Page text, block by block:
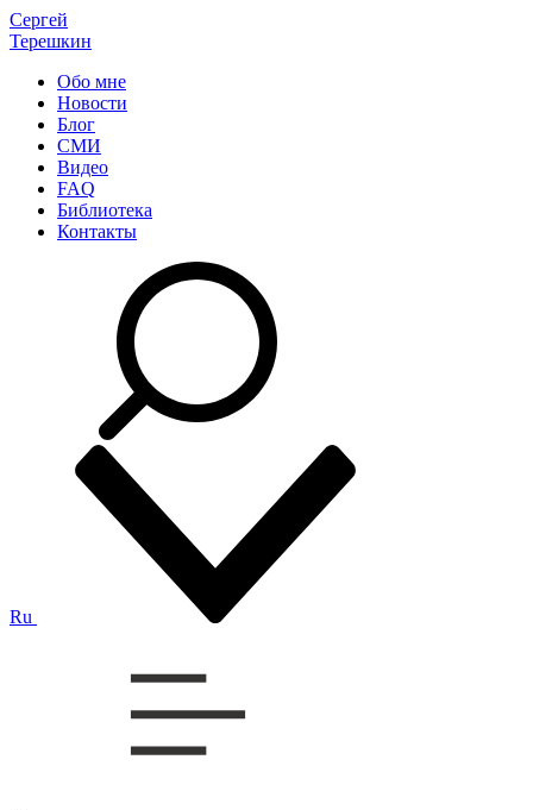
Сергей
Терешкин
Обо мне
Новости
Блог
СМИ
Видео
FAQ
Библиотека
Контакты
Ru